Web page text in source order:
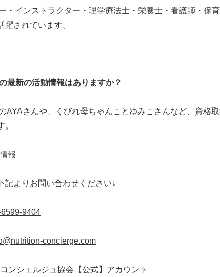
・インストラクター・理学療法士・栄養士・看護師・保
されています。
最新の活動情報はありますか？
AYAさんや、くびれ母ちゃんことゆみこさんなど、資格
報
記よりお問い合わせください↓
9404
concierge.com
ンシェルジュ協会【公式】アカウント